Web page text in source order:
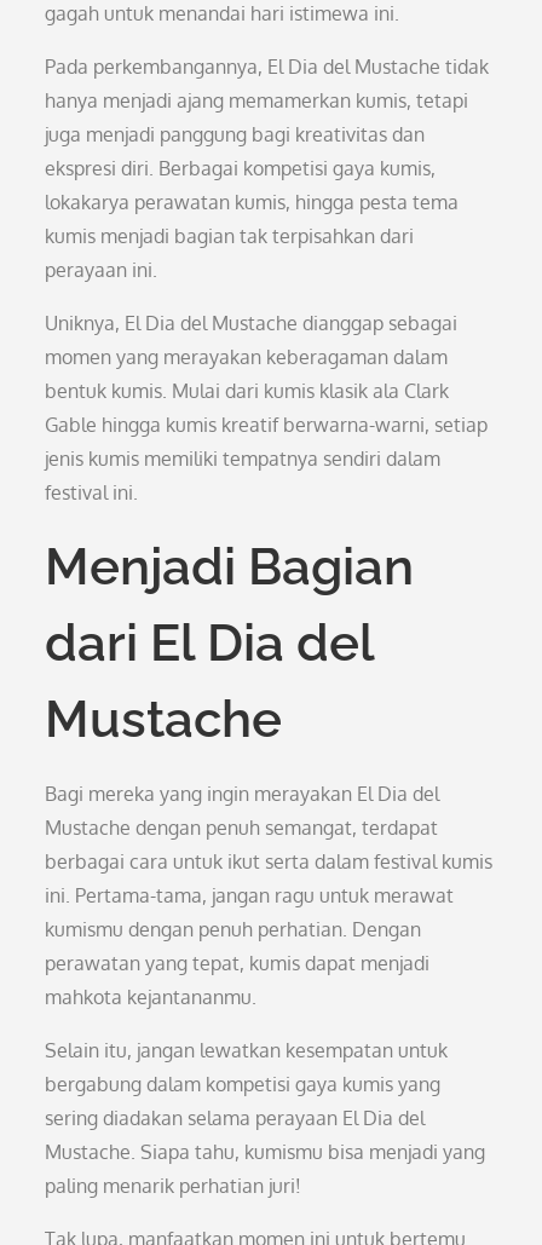
gagah untuk menandai hari istimewa ini.
Pada perkembangannya, El Dia del Mustache tidak
hanya menjadi ajang memamerkan kumis, tetapi
juga menjadi panggung bagi kreativitas dan
ekspresi diri. Berbagai kompetisi gaya kumis,
lokakarya perawatan kumis, hingga pesta tema
kumis menjadi bagian tak terpisahkan dari
perayaan ini.
Uniknya, El Dia del Mustache dianggap sebagai
momen yang merayakan keberagaman dalam
bentuk kumis. Mulai dari kumis klasik ala Clark
Gable hingga kumis kreatif berwarna-warni, setiap
jenis kumis memiliki tempatnya sendiri dalam
festival ini.
Menjadi Bagian
dari El Dia del
Mustache
Bagi mereka yang ingin merayakan El Dia del
Mustache dengan penuh semangat, terdapat
berbagai cara untuk ikut serta dalam festival kumis
ini. Pertama-tama, jangan ragu untuk merawat
kumismu dengan penuh perhatian. Dengan
perawatan yang tepat, kumis dapat menjadi
mahkota kejantananmu.
Selain itu, jangan lewatkan kesempatan untuk
bergabung dalam kompetisi gaya kumis yang
sering diadakan selama perayaan El Dia del
Mustache. Siapa tahu, kumismu bisa menjadi yang
paling menarik perhatian juri!
Tak lupa, manfaatkan momen ini untuk bertemu